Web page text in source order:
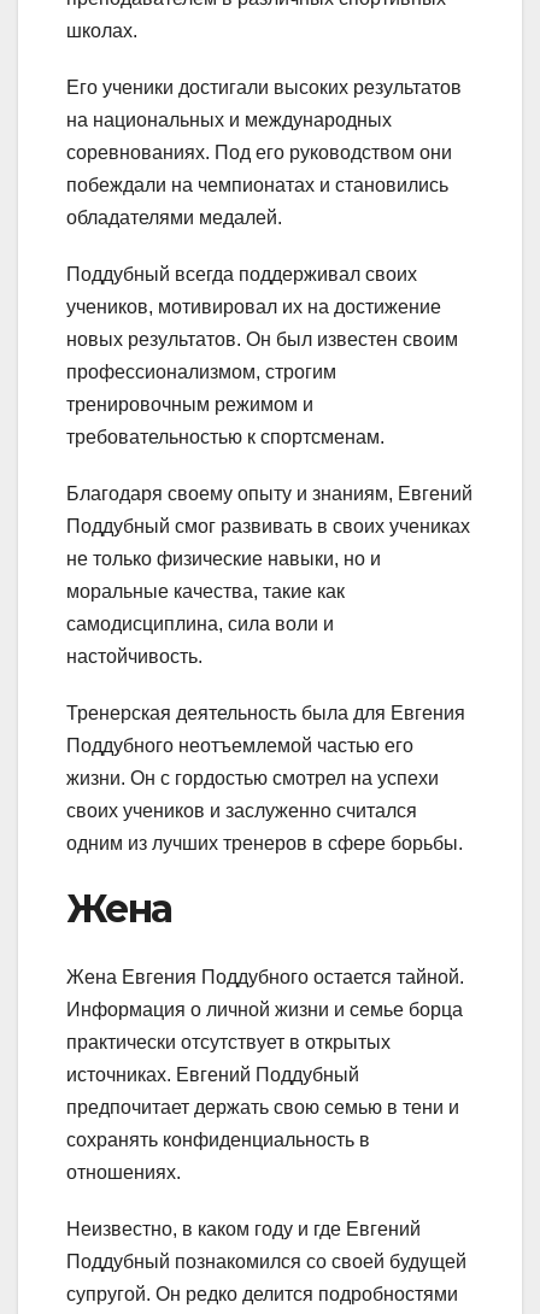
школах.
Его ученики достигали высоких результатов
на национальных и международных
соревнованиях. Под его руководством они
побеждали на чемпионатах и становились
обладателями медалей.
Поддубный всегда поддерживал своих
учеников, мотивировал их на достижение
новых результатов. Он был известен своим
профессионализмом, строгим
тренировочным режимом и
требовательностью к спортсменам.
Благодаря своему опыту и знаниям, Евгений
Поддубный смог развивать в своих учениках
не только физические навыки, но и
моральные качества, такие как
самодисциплина, сила воли и
настойчивость.
Тренерская деятельность была для Евгения
Поддубного неотъемлемой частью его
жизни. Он с гордостью смотрел на успехи
своих учеников и заслуженно считался
одним из лучших тренеров в сфере борьбы.
Жена
Жена Евгения Поддубного остается тайной.
Информация о личной жизни и семье борца
практически отсутствует в открытых
источниках. Евгений Поддубный
предпочитает держать свою семью в тени и
сохранять конфиденциальность в
отношениях.
Неизвестно, в каком году и где Евгений
Поддубный познакомился со своей будущей
супругой. Он редко делится подробностями